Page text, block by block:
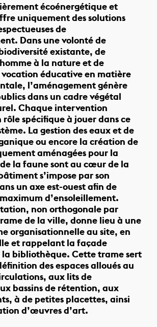
écoénergétique et
uniquement des solutions
de
Dans une volonté de
existante, de
à la nature et de
éducative en matière
l’aménagement génère
dans un cadre végétal
Chaque intervention
spécifique à jouer dans ce
La gestion des eaux et de
ou encore la création de
aménagées pour la
la faune sont au cœur de la
s’impose par son
un axe est-ouest afin de
d’ensoleillement.
non orthogonale par
de la ville, donne lieu à une
organisationnelle au site, en
et rappelant la façade
bibliothèque. Cette trame sert
des espaces alloués au
aux lits de
bassins de rétention, aux
à de petites placettes, ainsi
d’œuvres d’art.